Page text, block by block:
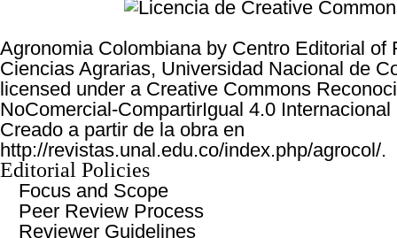
Agronomia Colombianaby Centro Editorial of
Ciencias Agrarias, Universidad Nacional de
licensed under a Creative Commons
NoComercial-CompartirIgual 4.0 Internacional
Creado a partir de la obra en
http://revistas.unal.edu.co/index.php/agrocol/.
Editorial Policies
Focus and Scope
Peer Review Process
Reviewer Guidelines